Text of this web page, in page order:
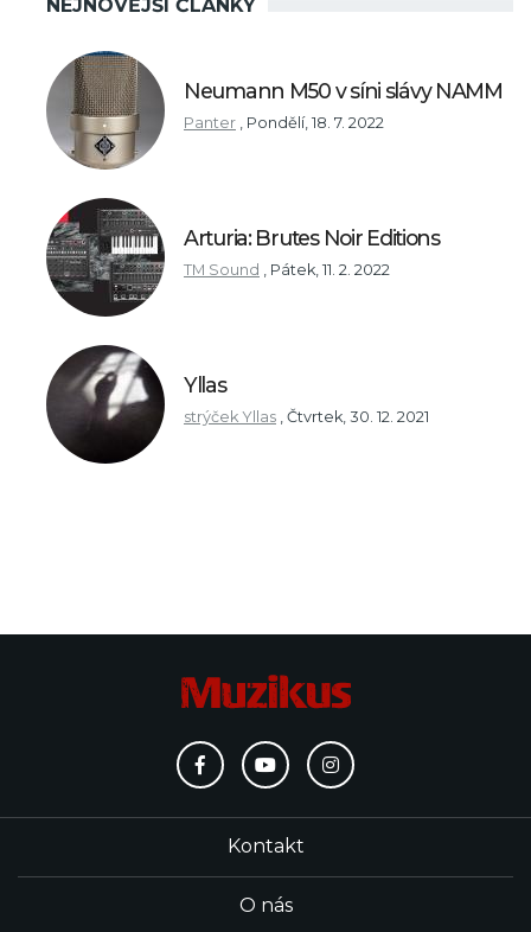
NEJNOVĚJŠÍ ČLÁNKY
Neumann M50 v síni slávy NAMM
Panter , Pondělí, 18. 7. 2022
Arturia: Brutes Noir Editions
TM Sound , Pátek, 11. 2. 2022
Yllas
strýček Yllas , Čtvrtek, 30. 12. 2021
Kontakt
O nás